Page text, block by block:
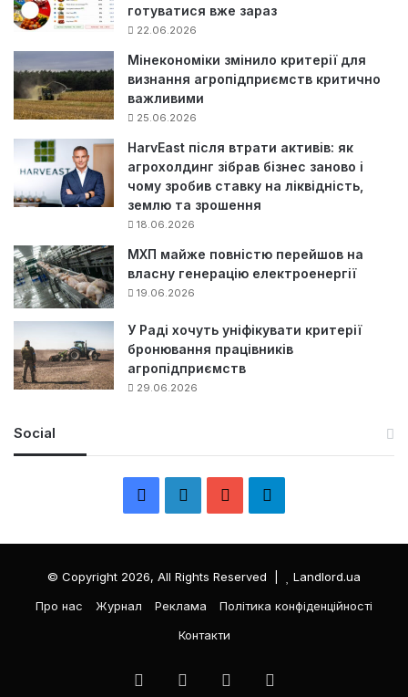
готуватися вже зараз
22.06.2026
Мінекономіки змінило критерії для
визнання агропідприємств критично
важливими
25.06.2026
HarvEast після втрати активів: як
агрохолдинг зібрав бізнес заново і
чому зробив ставку на ліквідність,
землю та зрошення
18.06.2026
МХП майже повністю перейшов на
власну генерацію електроенергії
19.06.2026
У Раді хочуть уніфікувати критерії
бронювання працівників
агропідприємств
29.06.2026
Social
c
e
n
k
e
T
л
е
р
© Copyright 2026, All Rights Reserved |
Landlord.ua
Про нас
Журнал Реклама
Політика конфіденційності
Контакти
FacebookLinkedInYouTube